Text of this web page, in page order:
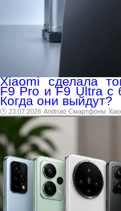
Xiaomi сделала
F9 Pro и F9 Ultra с
Когда они выйдут?
🕑 23.07.2026 Android Смартфоны